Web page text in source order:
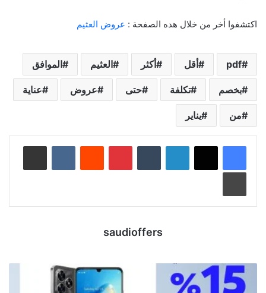
اكتشفوا أخر من خلال هده الصفحة : عروض العثيم
pdf أقل أكثر العثيم الموافق
بخصم تكلفة حتى عروض عناية
من يناير
لينكدإن بينتيريست
saudioffers